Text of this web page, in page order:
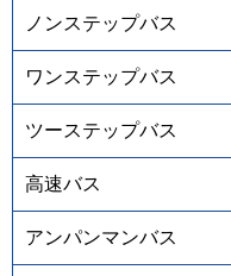
ノンステップバス
ワンステップバス
ツーステップバス
高速バス
アンパンマンバス